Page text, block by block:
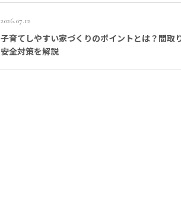
2026.07.12
子育てしやすい家づくりのポイントとは？間取
安全対策を解説